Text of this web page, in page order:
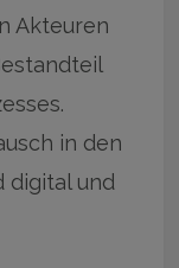
Akteuren
in den
digital und